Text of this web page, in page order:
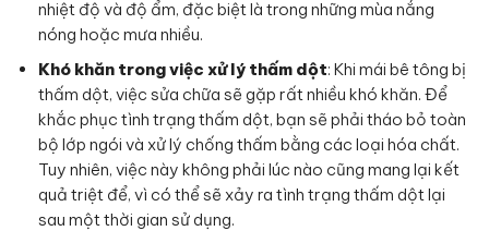
nhiệt độ và độ ẩm, đặc biệt là trong những mùa nắng
nóng hoặc mưa nhiều.
Khó khăn trong việc xử lý thấm dột: Khi mái bê tông bị
thấm dột, việc sửa chữa sẽ gặp rất nhiều khó khăn. Để
khắc phục tình trạng thấm dột, bạn sẽ phải tháo bỏ toàn
bộ lớp ngói và xử lý chống thấm bằng các loại hóa chất.
Tuy nhiên, việc này không phải lúc nào cũng mang lại kết
quả triệt để, vì có thể sẽ xảy ra tình trạng thấm dột lại
sau một thời gian sử dụng.